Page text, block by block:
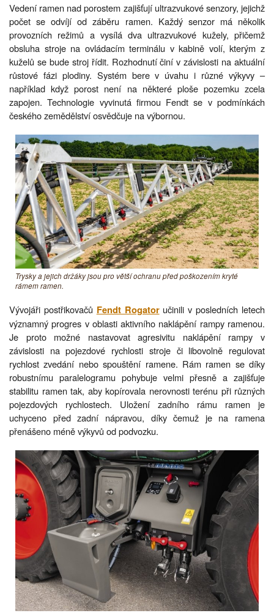
Vedení ramen nad porostem zajišťují ultrazvukové senzory, jejichž
počet se odvíjí od záběru ramen. Každý senzor má několik
provozních režimů a vysílá dva ultrazvukové kužely, přičemž
obsluha stroje na ovládacím terminálu v kabině volí, kterým z
kuželů se bude stroj řídit. Rozhodnutí činí v závislosti na aktuální
růstové fázi plodiny. Systém bere v úvahu i různé výkyvy –
například když porost není na některé ploše pozemku zcela
zapojen. Technologie vyvinutá firmou Fendt se v podmínkách
českého zemědělství osvědčuje na výbornou.
Trysky a jejich držáky jsou pro větší ochranu před poškozením kryté
rámem ramen.
Vývojáři postřikovačů Fendt Rogatoručinili v posledních letech
významný progres v oblasti aktivního naklápění rampy ramenou.
Je proto možné nastavovat agresivitu naklápění rampy v
závislosti na pojezdové rychlosti stroje či libovolně regulovat
rychlost zvedání nebo spouštění ramene. Rám ramen se díky
robustnímu paralelogramu pohybuje velmi přesně a zajišťuje
stabilitu ramen tak, aby kopírovala nerovnosti terénu při různých
pojezdových rychlostech. Uložení zadního rámu ramen je
uchyceno před zadní nápravou, díky čemuž je na ramena
přenášeno méně výkyvů od podvozku.